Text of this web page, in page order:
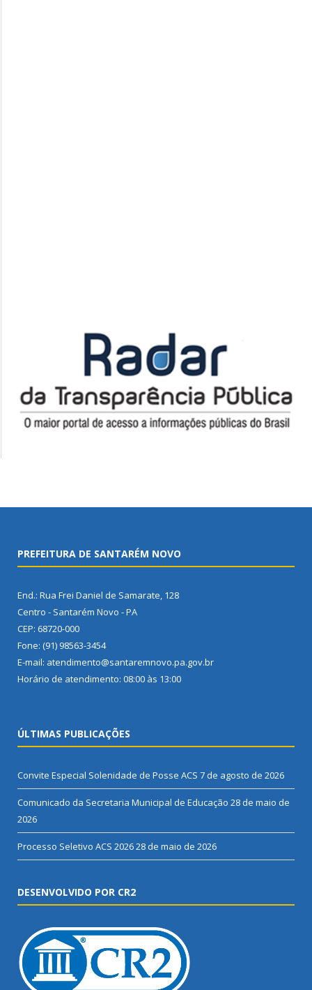
PREFEITURA DE SANTARÉM NOVO
End.: Rua Frei Daniel de Samarate, 128
Centro - Santarém Novo - PA
CEP: 68720-000
Fone: (91) 98563-3454
E-mail: atendimento@santaremnovo.pa.gov.br
Horário de atendimento: 08:00 às 13:00
ÚLTIMAS PUBLICAÇÕES
Convite Especial Solenidade de Posse ACS 7 de agosto de 2026
Comunicado da Secretaria Municipal de Educação 28 de maio de
2026
Processo Seletivo ACS 202628 de maio de 2026
DESENVOLVIDO POR CR2